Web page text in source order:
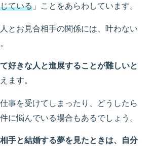
ている 」ことをあらわしています。
とお見合相手の関係には、叶わない
好きな人と進展することが難しいと
ます。
事を受けてしまったり、どうしたら
に悩んでいる場合もあるでしょう。
手と結婚する夢を見たときは、自分